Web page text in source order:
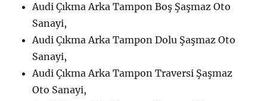
Audi Çıkma Arka Tampon Boş Şaşmaz Oto
Sanayi,
Audi Çıkma Arka Tampon Dolu Şaşmaz Oto
Sanayi,
Audi Çıkma Arka Tampon Traversi Şaşmaz
Oto Sanayi,